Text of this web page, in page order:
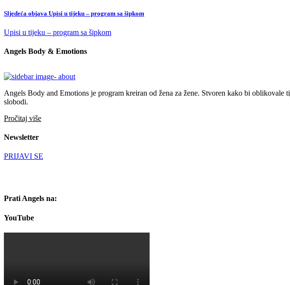
Sljedeća objava Upisi u tijeku – program sa šipkom
Upisi u tijeku – program sa šipkom
Angels Body & Emotions
Angels Body and Emotions je program kreiran od žena za žene. Stvoren kako bi
slobodi.
Pročitaj više
Newsletter
PRIJAVI SE
Prati Angels na:
YouTube